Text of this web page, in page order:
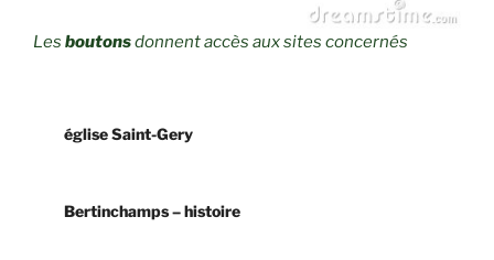
Les boutonsdonnent accès aux sites concernés
église Saint-Gery
Bertinchamps – histoire